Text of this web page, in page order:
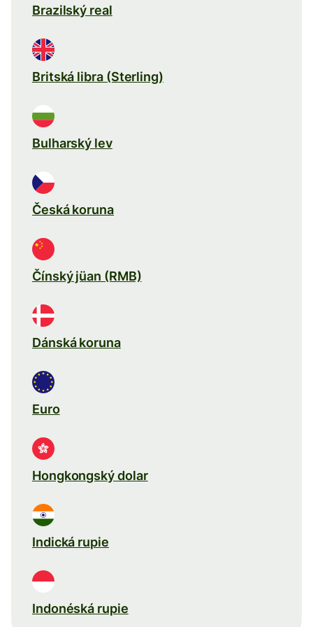
Brazilský real
Britská libra (Sterling)
Bulharský lev
Česká koruna
Čínský jüan (RMB)
Dánská koruna
Euro
Hongkongský dolar
Indická rupie
Indonéská rupie